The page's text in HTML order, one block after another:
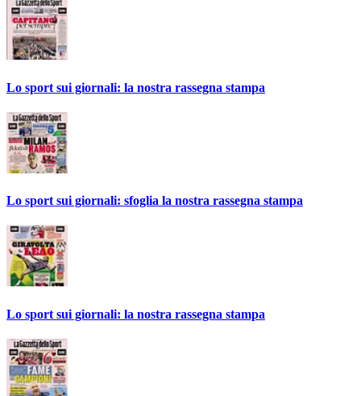
Lo sport sui giornali: la nostra rassegna stampa
Lo sport sui giornali: sfoglia la nostra rassegna stampa
Lo sport sui giornali: la nostra rassegna stampa